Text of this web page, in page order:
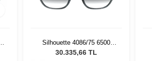
Silhouette 4086/75 6500
Unisex Güneş Gözlüğü
30.335,66 TL